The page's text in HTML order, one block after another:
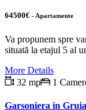
64500€ - Apartamente
Va propunem spre
situată la etajul 5 al
More Details
32 mp
1
Garsoniera in